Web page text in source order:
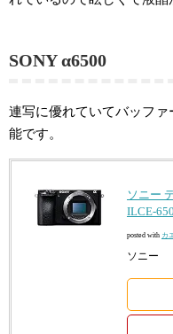
SONY α6500
連写に優れていてバッフ
能です。
ソニー
ILCE-
posted with カ
ソニー